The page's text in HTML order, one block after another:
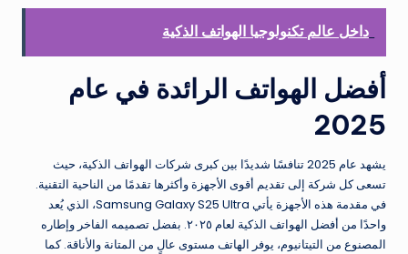
داخل عالم تكنولوجيا الهواتف الذكية
أفضل الهواتف الرائدة في عام
2025
يشهد عام 2025 تنافسًا شديدًا بين كبرى شركات الهواتف الذكية، حيث
تسعى كل شركة إلى تقديم أقوى الأجهزة وأكثرها تقدمًا من الناحية التقنية.
في مقدمة هذه الأجهزة يأتي Samsung Galaxy S25 Ultra، الذي يُعد
واحدًا من أفضل الهواتف الذكية لعام ٢٠٢٥. بفضل تصميمه الفاخر وإطاره
المصنوع من التيتانيوم، يوفر الهاتف مستوى عالٍ من المتانة والأناقة. كما